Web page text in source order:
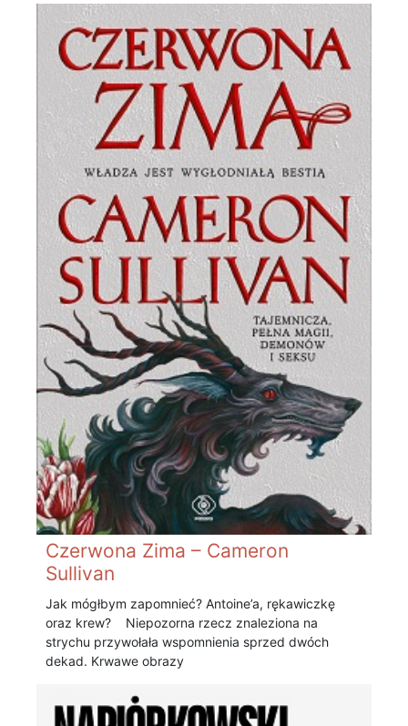
Czerwona Zima – Cameron
Sullivan
Jak mógłbym zapomnieć? Antoine’a, rękawiczkę
oraz krew? Niepozorna rzecz znaleziona na
strychu przywołała wspomnienia sprzed dwóch
dekad. Krwawe obrazy